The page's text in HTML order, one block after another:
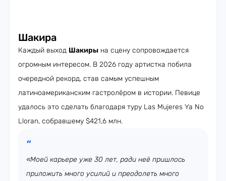
Шакира
Каждый выход Шакиры на сцену сопровождается
огромным интересом. В 2026 году артистка побила
очередной рекорд, став самым успешным
латиноамериканским гастролёром в истории. Певице
удалось это сделать благодаря туру Las Mujeres Ya No
Lloran, собравшему $421,6 млн.
«Моей карьере уже 30 лет, ради неё пришлось
приложить много усилий и преодолеть много